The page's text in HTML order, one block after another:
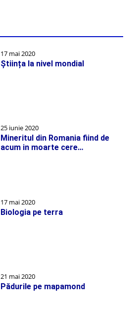
17 mai 2020
Știința la nivel mondial
25 iunie 2020
Mineritul din Romania fiind de
acum in moarte cere…
17 mai 2020
Biologia pe terra
21 mai 2020
Pădurile pe mapamond